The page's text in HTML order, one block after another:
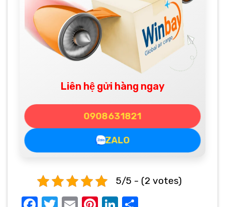
Liên hệ gửi hàng ngay
0908631821
ZALO
5/5 - (2 votes)